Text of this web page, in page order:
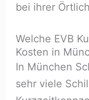
bei ihrer
Welche EVB
Kosten in
In München
sehr viele